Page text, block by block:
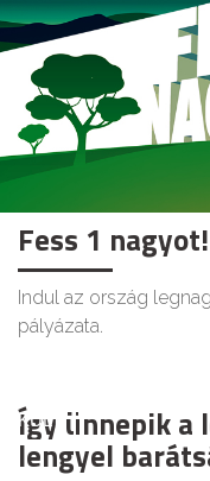
Fess 1 nagyot!
Indul az ország
pályázata.
KULT
Így ünnepik a
lengyel